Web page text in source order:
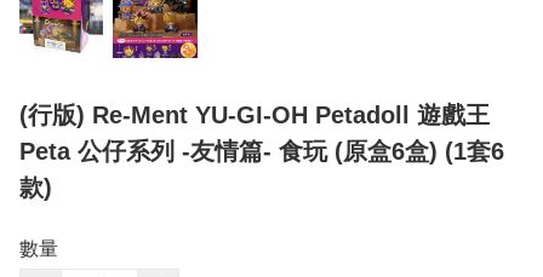
(行版) Re-Ment YU-GI-OH Petadoll 遊戲王
Peta 公仔系列 -友情篇- 食玩 (原盒6盒) (1套6
款)
數量